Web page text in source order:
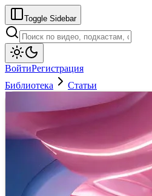
Toggle Sidebar
ВойтиРегистрация
Библиотека
Статьи